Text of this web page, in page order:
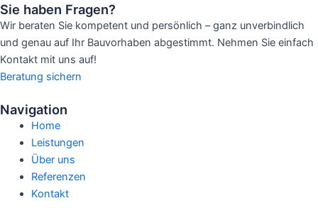
Sie haben Fragen?
Wir beraten Sie kompetent und persönlich – ganz unverbindlich
und genau auf Ihr Bauvorhaben abgestimmt. Nehmen Sie einfach
Kontakt mit uns auf!
Beratung sichern
Navigation
Home
Leistungen
Über uns
Referenzen
Kontakt